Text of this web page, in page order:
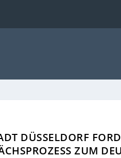
DÜSSELDORF
ZUM